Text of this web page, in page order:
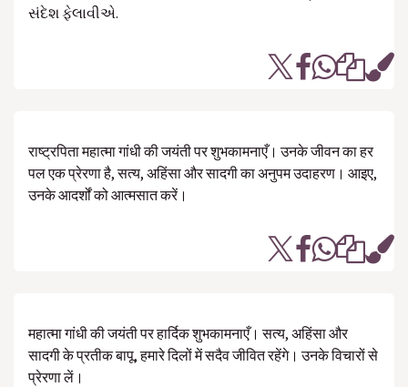
સંદેશ ફેલાવીએ.
राष्ट्रपिता महात्मा गांधी की जयंती पर शुभकामनाएँ। उनके जीवन का हर
पल एक प्रेरणा है, सत्य, अहिंसा और सादगी का अनुपम उदाहरण। आइए,
उनके आदर्शों को आत्मसात करें।
महात्मा गांधी की जयंती पर हार्दिक शुभकामनाएँ। सत्य, अहिंसा और
सादगी के प्रतीक बापू, हमारे दिलों में सदैव जीवित रहेंगे। उनके विचारों से
प्रेरणा लें।